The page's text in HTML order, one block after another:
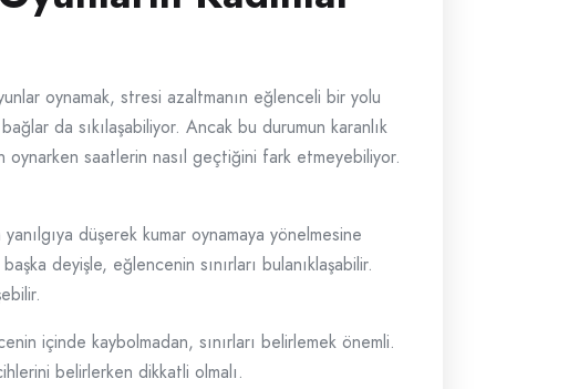
oynamak, stresi azaltmanın eğlenceli bir yolu
da sıkılaşabiliyor. Ancak bu durumun karanlık
oynarken saatlerin nasıl geçtiğini fark etmeyebiliyor.
düşerek kumar oynamaya yönelmesine
deyişle, eğlencenin sınırları bulanıklaşabilir.
içinde kaybolmadan, sınırları belirlemek önemli.
belirlerken dikkatli olmalı.